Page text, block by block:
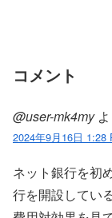
コメント
@user-mk4my
2024年9月16日 1:28
ネット銀行を初
行を開設してい